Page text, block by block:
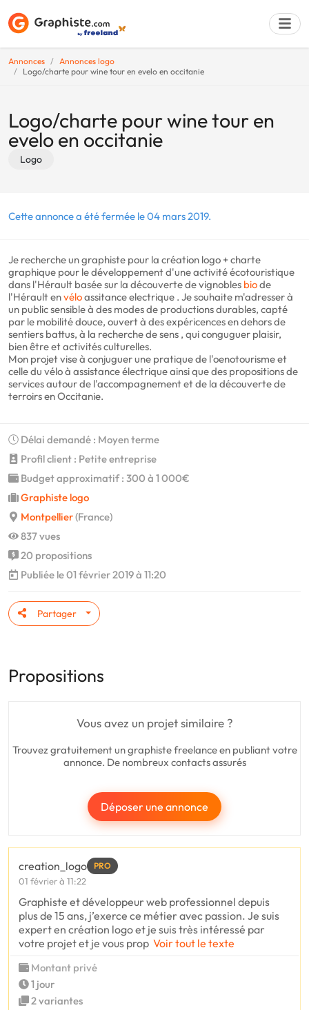
Annonces
Annonces logo
Logo/charte pour wine tour en evelo en occitanie
Logo/charte pour wine tour en
evelo en occitanie
Logo
Cette annonce a été fermée le 04 mars 2019.
Je recherche un graphiste pour la création logo + charte
graphique pour le développement d'une activité écotouristique
dans l'Hérault basée sur la découverte de vignobles biode
l'Hérault envéloassitance electrique . Je souhaite m'adresser à
un public sensible à des modes de productions durables, capté
par le mobilité douce, ouvert à des expéricences en dehors de
sentiers battus, à la recherche de sens , qui conguguer plaisir,
bien être et activités culturelles.
Mon projet vise à conjuguer une pratique de l'oenotourisme et
celle du vélo à assistance électrique ainsi que des propositions de
services autour de l'accompagnement et de la découverte de
terroirs en Occitanie.
Délai demandé : Moyen terme
Profil client : Petite entreprise
Budget approximatif : 300 à 1 000€
Graphiste logo
Montpellier(France)
837 vues
20 propositions
Publiée le 01 février 2019 à 11:20
Partager
Propositions
Vous avez un projet similaire ?
Trouvez gratuitement un graphiste freelance en publiant votre
annonce. De nombreux contacts assurés
Déposer une annonce
creation_logo PRO
01 février à 11:22
Graphiste et développeur web professionnel depuis
plus de 15 ans, j’exerce ce métier avec passion. Je suis
expert en création logo et je suis très intéressé par
votre projet et je vous prop Voir tout le texte
Montant privé
1 jour
2 variantes